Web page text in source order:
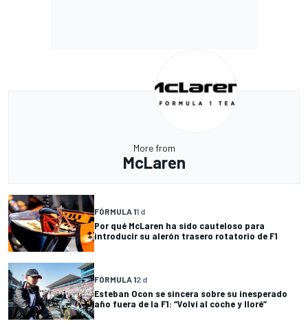
More from
McLaren
FÓRMULA 11 d
Por qué McLaren ha sido cauteloso para
introducir su alerón trasero rotatorio de F1
FÓRMULA 12 d
Esteban Ocon se sincera sobre su inesperado
año fuera de la F1: “Volví al coche y lloré”